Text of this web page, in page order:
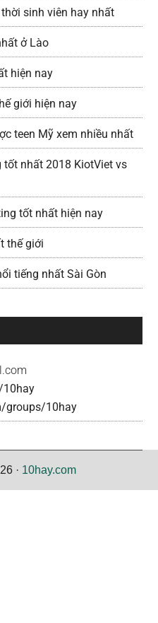
sinh viên hay nhất
ở Lào
hiện nay
giới hiện nay
teen Mỹ xem nhiều nhất
tốt nhất 2018 KiotViet vs
tốt nhất hiện nay
thế giới
tiếng nhất Sài Gòn
10hay
groups/10hay
· 10hay.com